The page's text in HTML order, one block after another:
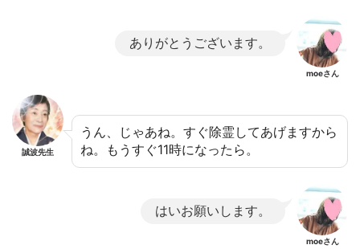
ありがとうございます。
moeさん
誠波先生
うん、じゃあね。すぐ除霊してあげますから
ね。もうすぐ11時になったら。
はいお願いします。
moeさん